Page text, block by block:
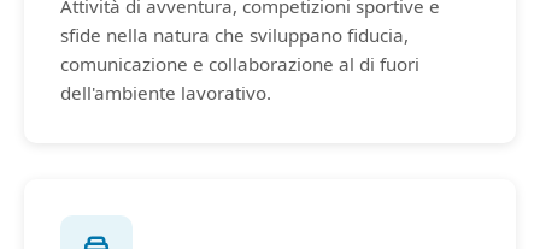
Attività di avventura, competizioni sportive e
sfide nella natura che sviluppano fiducia,
comunicazione e collaborazione al di fuori
dell'ambiente lavorativo.